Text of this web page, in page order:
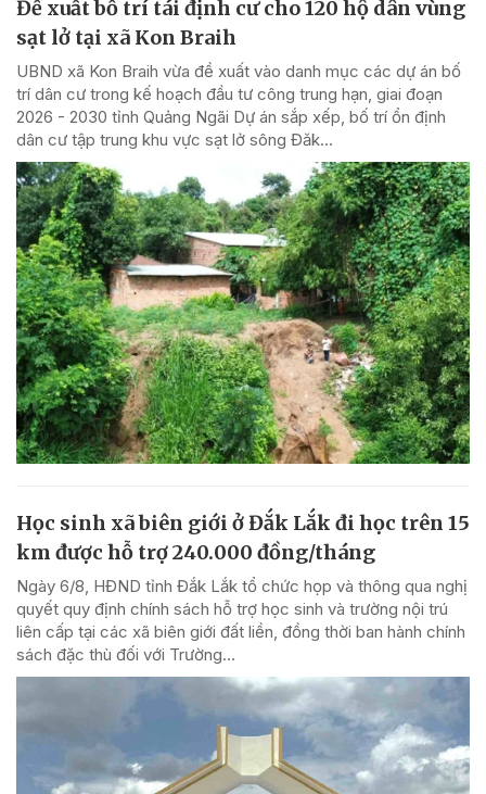
Đề xuất bố trí tái định cư cho 120 hộ dân vùng
sạt lở tại xã Kon Braih
UBND xã Kon Braih vừa đề xuất vào danh mục các dự án bố
trí dân cư trong kế hoạch đầu tư công trung hạn, giai đoạn
2026 - 2030 tỉnh Quảng Ngãi Dự án sắp xếp, bố trí ổn định
dân cư tập trung khu vực sạt lở sông Đăk...
Học sinh xã biên giới ở Đắk Lắk đi học trên 15
km được hỗ trợ 240.000 đồng/tháng
Ngày 6/8, HĐND tỉnh Đắk Lắk tổ chức họp và thông qua nghị
quyết quy định chính sách hỗ trợ học sinh và trường nội trú
liên cấp tại các xã biên giới đất liền, đồng thời ban hành chính
sách đặc thù đối với Trường...